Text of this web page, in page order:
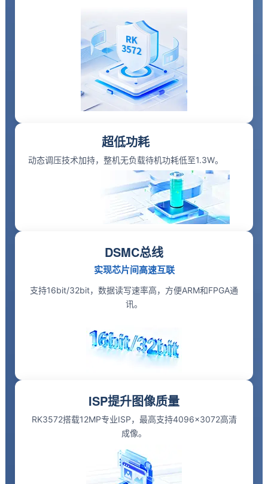
超低功耗
动态调压技术加持，整机无负载待机功耗低至1.3W。
DSMC总线
实现芯片间高速互联
支持16bit/32bit，数据读写速率高，方便ARM和FPGA通
讯。
ISP提升图像质量
RK3572搭载12MP专业ISP，最高支持4096×3072高清
成像。